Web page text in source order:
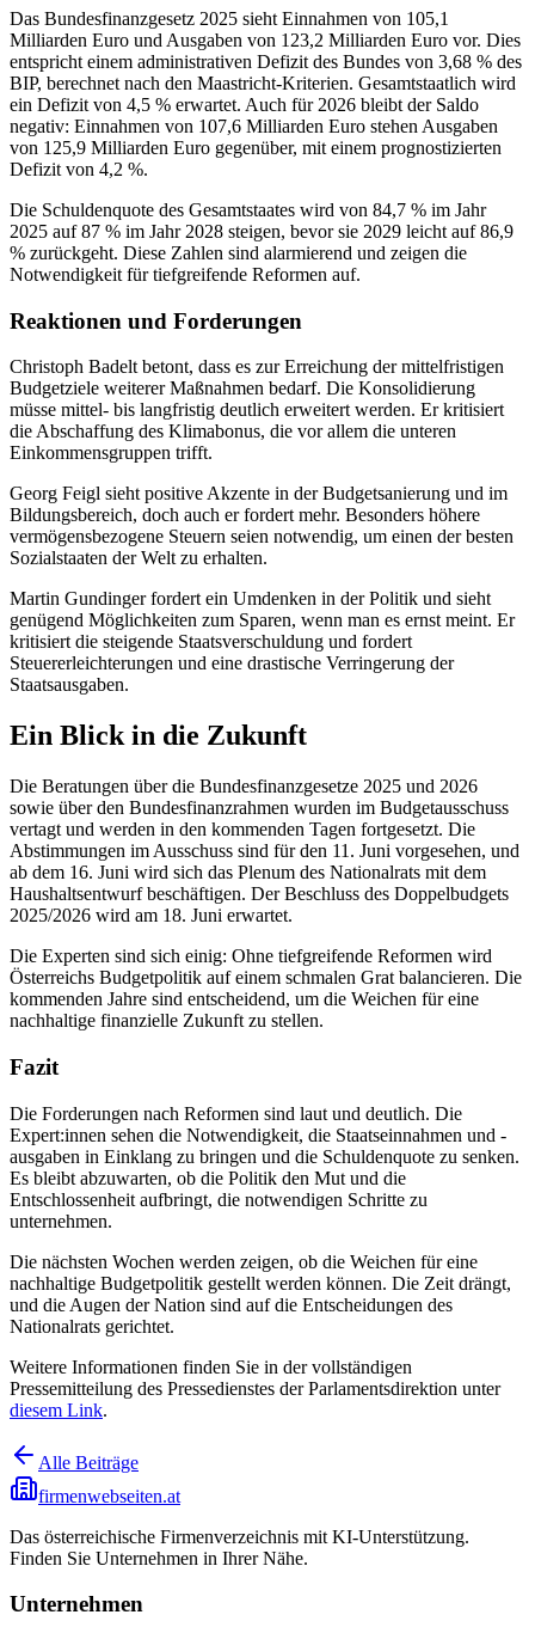
Das Bundesfinanzgesetz 2025 sieht Einnahmen von 105,1
Milliarden Euro und Ausgaben von 123,2 Milliarden Euro vor. Dies
entspricht einem administrativen Defizit des Bundes von 3,68 % des
BIP, berechnet nach den Maastricht-Kriterien. Gesamtstaatlich wird
ein Defizit von 4,5 % erwartet. Auch für 2026 bleibt der Saldo
negativ: Einnahmen von 107,6 Milliarden Euro stehen Ausgaben
von 125,9 Milliarden Euro gegenüber, mit einem prognostizierten
Defizit von 4,2 %.
Die Schuldenquote des Gesamtstaates wird von 84,7 % im Jahr
2025 auf 87 % im Jahr 2028 steigen, bevor sie 2029 leicht auf 86,9
% zurückgeht. Diese Zahlen sind alarmierend und zeigen die
Notwendigkeit für tiefgreifende Reformen auf.
Reaktionen und Forderungen
Christoph Badelt betont, dass es zur Erreichung der mittelfristigen
Budgetziele weiterer Maßnahmen bedarf. Die Konsolidierung
müsse mittel- bis langfristig deutlich erweitert werden. Er kritisiert
die Abschaffung des Klimabonus, die vor allem die unteren
Einkommensgruppen trifft.
Georg Feigl sieht positive Akzente in der Budgetsanierung und im
Bildungsbereich, doch auch er fordert mehr. Besonders höhere
vermögensbezogene Steuern seien notwendig, um einen der besten
Sozialstaaten der Welt zu erhalten.
Martin Gundinger fordert ein Umdenken in der Politik und sieht
genügend Möglichkeiten zum Sparen, wenn man es ernst meint. Er
kritisiert die steigende Staatsverschuldung und fordert
Steuererleichterungen und eine drastische Verringerung der
Staatsausgaben.
Ein Blick in die Zukunft
Die Beratungen über die Bundesfinanzgesetze 2025 und 2026
sowie über den Bundesfinanzrahmen wurden im Budgetausschuss
vertagt und werden in den kommenden Tagen fortgesetzt. Die
Abstimmungen im Ausschuss sind für den 11. Juni vorgesehen, und
ab dem 16. Juni wird sich das Plenum des Nationalrats mit dem
Haushaltsentwurf beschäftigen. Der Beschluss des Doppelbudgets
2025/2026 wird am 18. Juni erwartet.
Die Experten sind sich einig: Ohne tiefgreifende Reformen wird
Österreichs Budgetpolitik auf einem schmalen Grat balancieren. Die
kommenden Jahre sind entscheidend, um die Weichen für eine
nachhaltige finanzielle Zukunft zu stellen.
Fazit
Die Forderungen nach Reformen sind laut und deutlich. Die
Expert:innen sehen die Notwendigkeit, die Staatseinnahmen und -
ausgaben in Einklang zu bringen und die Schuldenquote zu senken.
Es bleibt abzuwarten, ob die Politik den Mut und die
Entschlossenheit aufbringt, die notwendigen Schritte zu
unternehmen.
Die nächsten Wochen werden zeigen, ob die Weichen für eine
nachhaltige Budgetpolitik gestellt werden können. Die Zeit drängt,
und die Augen der Nation sind auf die Entscheidungen des
Nationalrats gerichtet.
Weitere Informationen finden Sie in der vollständigen
Pressemitteilung des Pressedienstes der Parlamentsdirektion unter
diesem Link.
Alle Beiträge
firmenwebseiten.at
Das österreichische Firmenverzeichnis mit KI-Unterstützung.
Finden Sie Unternehmen in Ihrer Nähe.
Unternehmen